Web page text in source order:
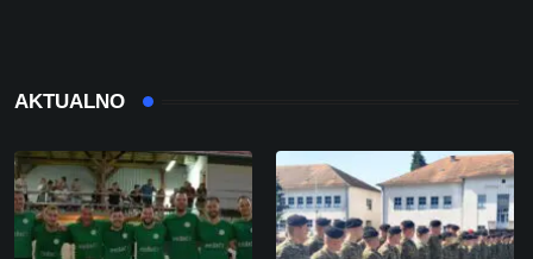
AKTUALNO